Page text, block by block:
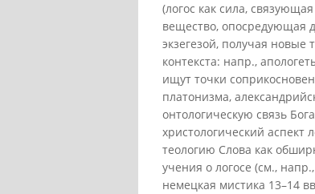
(логос как сила,
вещество, опосредующая
экзегезой, получая новые
контекста: напр.,
ищут точки
платонизма,
онтологическую связь
христологический аспект
теологию Слова как
учения о логосе (см.,
немецкая мистика 13–14